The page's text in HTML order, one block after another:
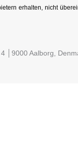
erhalten, nicht
│9000 Aalborg,